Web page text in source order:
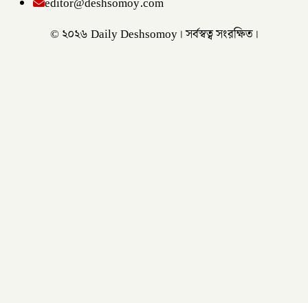
© ২০২৬ Daily Deshsomoy। সর্বস্বত্ব সংরক্ষিত।